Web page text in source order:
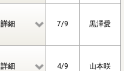
詳細 7/9 黒澤愛
詳細 4/9 山本咲